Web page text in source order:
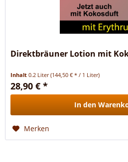
Direktbräuner Lotion mit
Inhalt0.2 Liter(144,50 € * / 1 Liter)
28,90 € *
In den
Merken